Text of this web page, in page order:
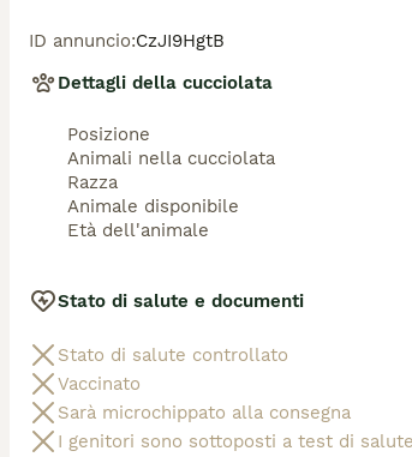
ID annuncio:CzJI9HgtB
Dettagli della cucciolata
Posizione
Animali nella cucciolata
Razza
Animale disponibile
Età dell'animale
Stato di salute e documenti
Stato di salute controllato
Vaccinato
Sarà microchippato alla consegna
I genitori sono sottoposti a test di salute